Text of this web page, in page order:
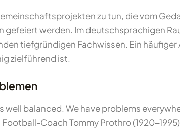
zu tun, die vom
gefeiert werden. Im deutschsprachigen
tiefgründigen Fachwissen. Ein
zielführend ist.
well balanced. We have problems
Coach Tommy Prothro